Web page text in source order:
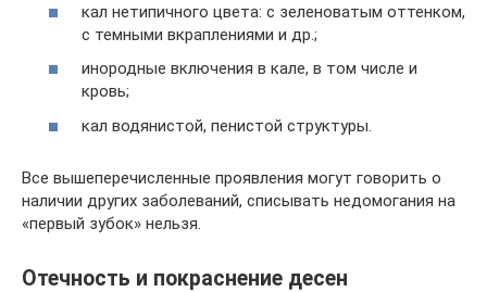
кал нетипичного цвета: с зеленоватым оттенком,
с темными вкраплениями и др.;
инородные включения в кале, в том числе и
кровь;
кал водянистой, пенистой структуры.
Все вышеперечисленные проявления могут говорить о
наличии других заболеваний, списывать недомогания на
«первый зубок» нельзя.
Отечность и покраснение десен